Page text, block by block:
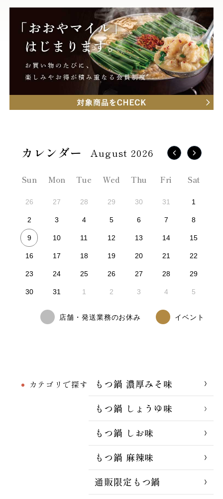
カテゴリで探す
もつ鍋 濃厚みそ味
もつ鍋 しょうゆ味
もつ鍋 しお味
もつ鍋 麻辣味
通販限定もつ鍋
August 2026
Sun Mon Tue Wed Thu Fri Sat
26 27 28 29 30 31 1
2 3 4 5 6 7 8
9 10 11 12 13 14 15
16 17 18 19 20 21 22
23 24 25 26 27 28 29
30 31 1 2 3 4 5
店舗・発送業務のお休み イベント